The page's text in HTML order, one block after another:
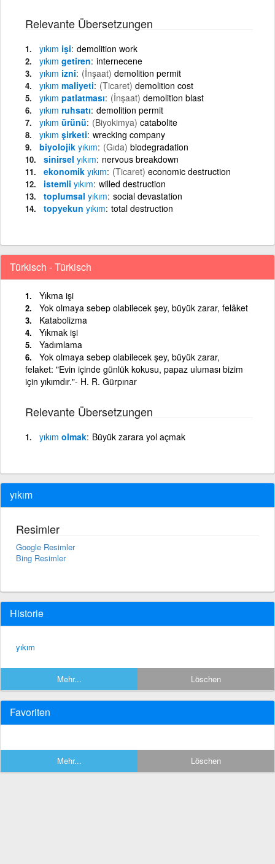
Relevante Übersetzungen
yıkım işi demolition work
yıkım getiren internecene
yıkım izni (İnşaat) demolition permit
yıkım maliyeti (Ticaret) demolition cost
yıkım patlatması (İnşaat) demolition blast
yıkım ruhsatı demolition permit
yıkım ürünü (Biyokimya) catabolite
yıkım şirketi wrecking company
biyolojik yıkım (Gıda) biodegradation
sinirsel yıkım nervous breakdown
ekonomik yıkım (Ticaret) economic destruction
istemli yıkım willed destruction
toplumsal yıkım social devastation
topyekun yıkım total destruction
Türkisch - Türkisch
Yıkma işi
Yok olmaya sebep olabilecek şey, büyük zarar, felâket
Katabolizma
Yıkmak işi
Yadımlama
Yok olmaya sebep olabilecek şey, büyük zarar,
felaket: "Evin içinde günlük kokusu, papaz uluması bizim
için yıkımdır."- H. R. Gürpınar
Relevante Übersetzungen
yıkım olmak Büyük zarara yol açmak
yıkım
Resimler
Google Resimler
Bing Resimler
Historie
yıkım
Mehr... Löschen
Favoriten
Mehr... Löschen